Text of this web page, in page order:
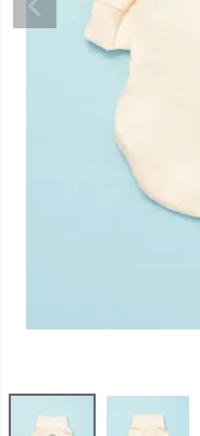
を見る